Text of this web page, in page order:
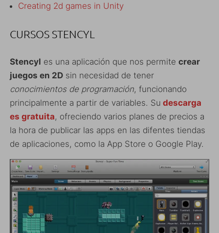
Creating 2d games in Unity
CURSOS STENCYL
Stencyl es una aplicación que nos permite crear
juegos en 2D sin necesidad de tener
conocimientos de programación, funcionando
principalmente a partir de variables. Su descarga
es gratuita, ofreciendo varios planes de precios a
la hora de publicar las apps en las difentes tiendas
de aplicaciones, como la App Store o Google Play.